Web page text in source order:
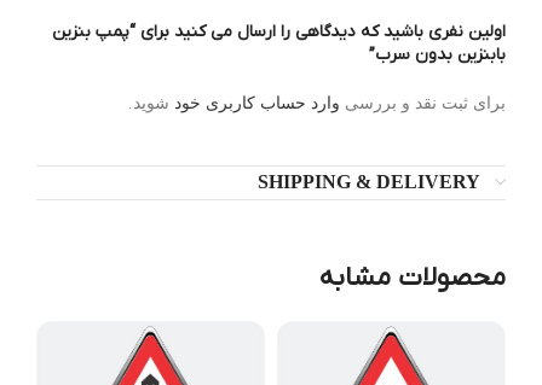
اولین نفری باشید که دیدگاهی را ارسال می کنید برای “پمپ بنزین
بابنزین بدون سرب”
برای ثبت نقد و بررسی وارد حساب کاربری خود شوید.
SHIPPING & DELIVERY
محصولات مشابه